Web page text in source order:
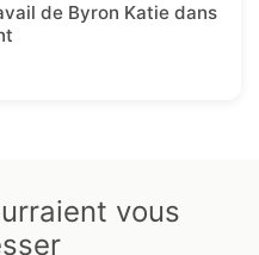
de Byron Katie dans
vous